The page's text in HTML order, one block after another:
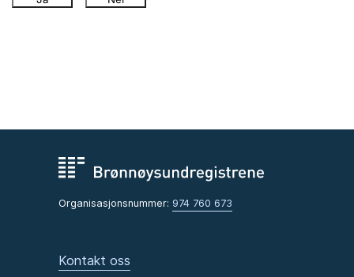
Organisasjonsnummer: 974 760 673
Kontakt oss